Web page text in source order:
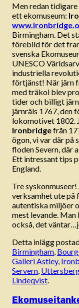
Men redan tidigare
ett ekomuseum:
Birmingham. Det
förebild för det
svenska
UNESCO
industriella
förtjänst! När järn
med träkol blev
tider och billigt
järnräls 1767, den
lokomotivet 1802.
Ironbridgefrån
ögon, vi var där på
floden Severn, där
Ett intressant tips
England.
Tre
verksamhet ute på
autentiska miljöer
mest levande.
också, det
Detta inlägg
Birmingham
Galleri Astley,
Servern
Lindeqvist